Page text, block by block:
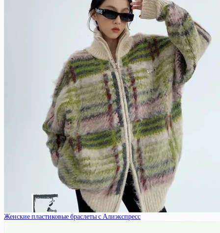
Женские пластиковые браслеты с Алиэкспресс